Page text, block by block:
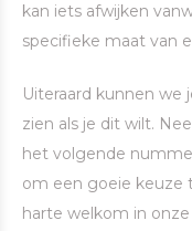
kan iets afwijken
specifieke maat van
Uiteraard kunnen we
zien als je dit wilt.
het volgende
om een goeie keuze
harte welkom in